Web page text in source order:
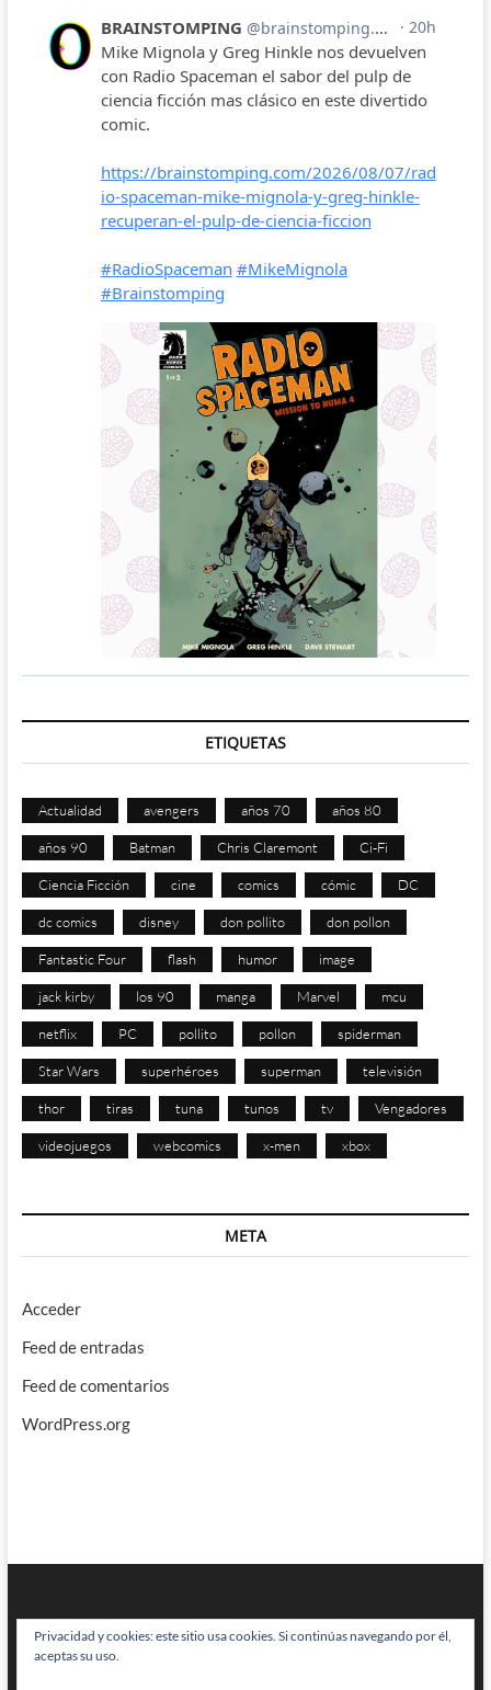
ETIQUETAS
Actualidad avengers años 70 años 80
años 90 Batman Chris Claremont Ci-Fi
Ciencia Ficción cine comics cómic DC
dc comics disney don pollito don pollon
Fantastic Four flash humor image
jack kirby los 90 manga Marvel mcu
netflix PC pollito pollon spiderman
Star Wars superhéroes superman televisión
thor tiras tuna tunos tv Vengadores
videojuegos webcomics x-men xbox
META
Acceder
Feed de entradas
Feed de comentarios
WordPress.org
Privacidad y cookies: este sitio usa cookies. Si continúas navegando por él,
aceptas su uso.